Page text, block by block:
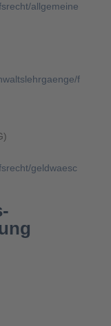
allgemeine
f
geldwaesc